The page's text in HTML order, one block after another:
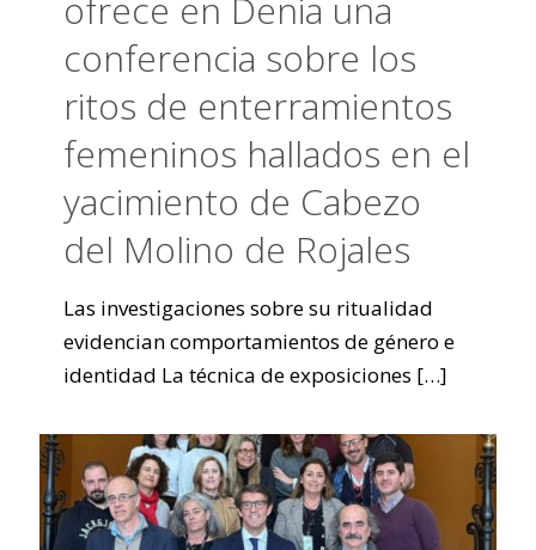
ofrece en Denia una
conferencia sobre los
ritos de enterramientos
femeninos hallados en el
yacimiento de Cabezo
del Molino de Rojales
Las investigaciones sobre su ritualidad
evidencian comportamientos de género e
identidad La técnica de exposiciones […]